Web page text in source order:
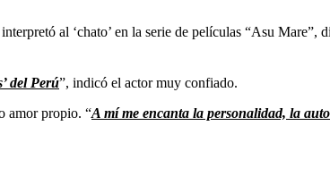
al ‘chato’ en la serie de películas “Asu Mare”,
del Perú”, indicó el actor muy confiado.
amor propio. “A mí me encanta la personalidad, la